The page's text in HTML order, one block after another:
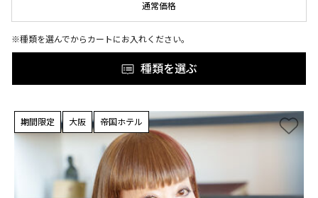
通常価格
※種類を選んでからカートにお入れください。
種類を選ぶ
期間限定 大阪 帝国ホテル